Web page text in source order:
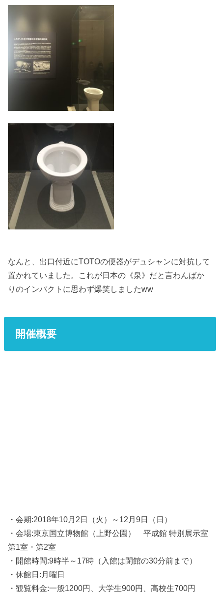
なんと、出口付近にTOTOの便器がデュシャンに対抗して
置かれていました。これが日本の《泉》だと言わんばか
りのインパクトに思わず爆笑しましたww
開催概要
・会期:2018年10月2日（火）～12月9日（日）
・会場:東京国立博物館（上野公園） 平成館 特別展示室
第1室・第2室
・開館時間:9時半～17時（入館は閉館の30分前まで）
・休館日:月曜日
・観覧料金:一般1200円、大学生900円、高校生700円